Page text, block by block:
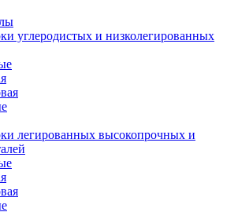
углеродистых и низколегированных
легированных высокопрочных и